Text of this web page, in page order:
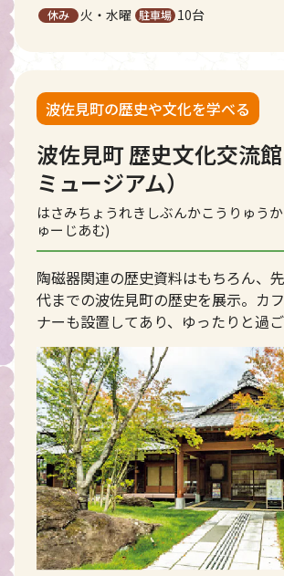
火・水曜
10台
波佐見町の歴史や文化を学べる
波佐見町 歴史文化交流
ミュージアム）
はさみちょうれきしぶんかこうりゅう
ゅーじあむ)
陶磁器関連の歴史資料はもちろん、
代までの波佐見町の歴史を展示。カ
ナーも設置してあり、ゆったりと過ご